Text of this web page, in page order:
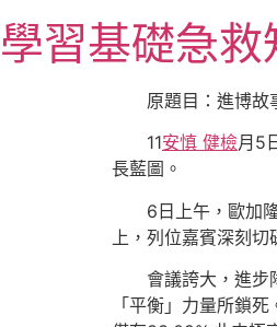
至
主
學習基礎急救
原題目：進博故
11安慎 健檢月5
長藍圖。
6日上午，歐加
上，列位嘉賓深刻
會議誇大，進步
「平衡」力量所鎖